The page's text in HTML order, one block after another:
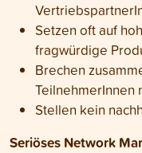
Setzen oft auf
fragwürdige
Brechen
TeilnehmerInnen
Stellen kein
Seriöses Network